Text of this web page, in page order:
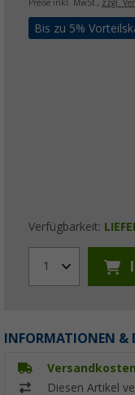
Preise inkl. MwSt., zzgl.
Bis zu 5%
Verfügbarkeit:
1
INFORMATIONEN &
Diesen Artikel